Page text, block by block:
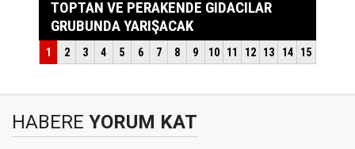
HABERE YORUM KAT